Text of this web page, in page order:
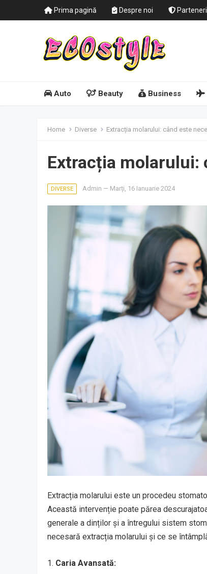
Prima pagină Despre noi
Auto Beauty Business
Home Diverse Extracția molarului: când este
Extracția molarului:
DIVERSE Admin — Marți, 16 Ianuarie 2024
Extracția molarului este un procedeu
Această intervenție poate părea
generale a dinților și a întregului sistem
necesară extracția molarului și ce se
1. Caria Avansată: